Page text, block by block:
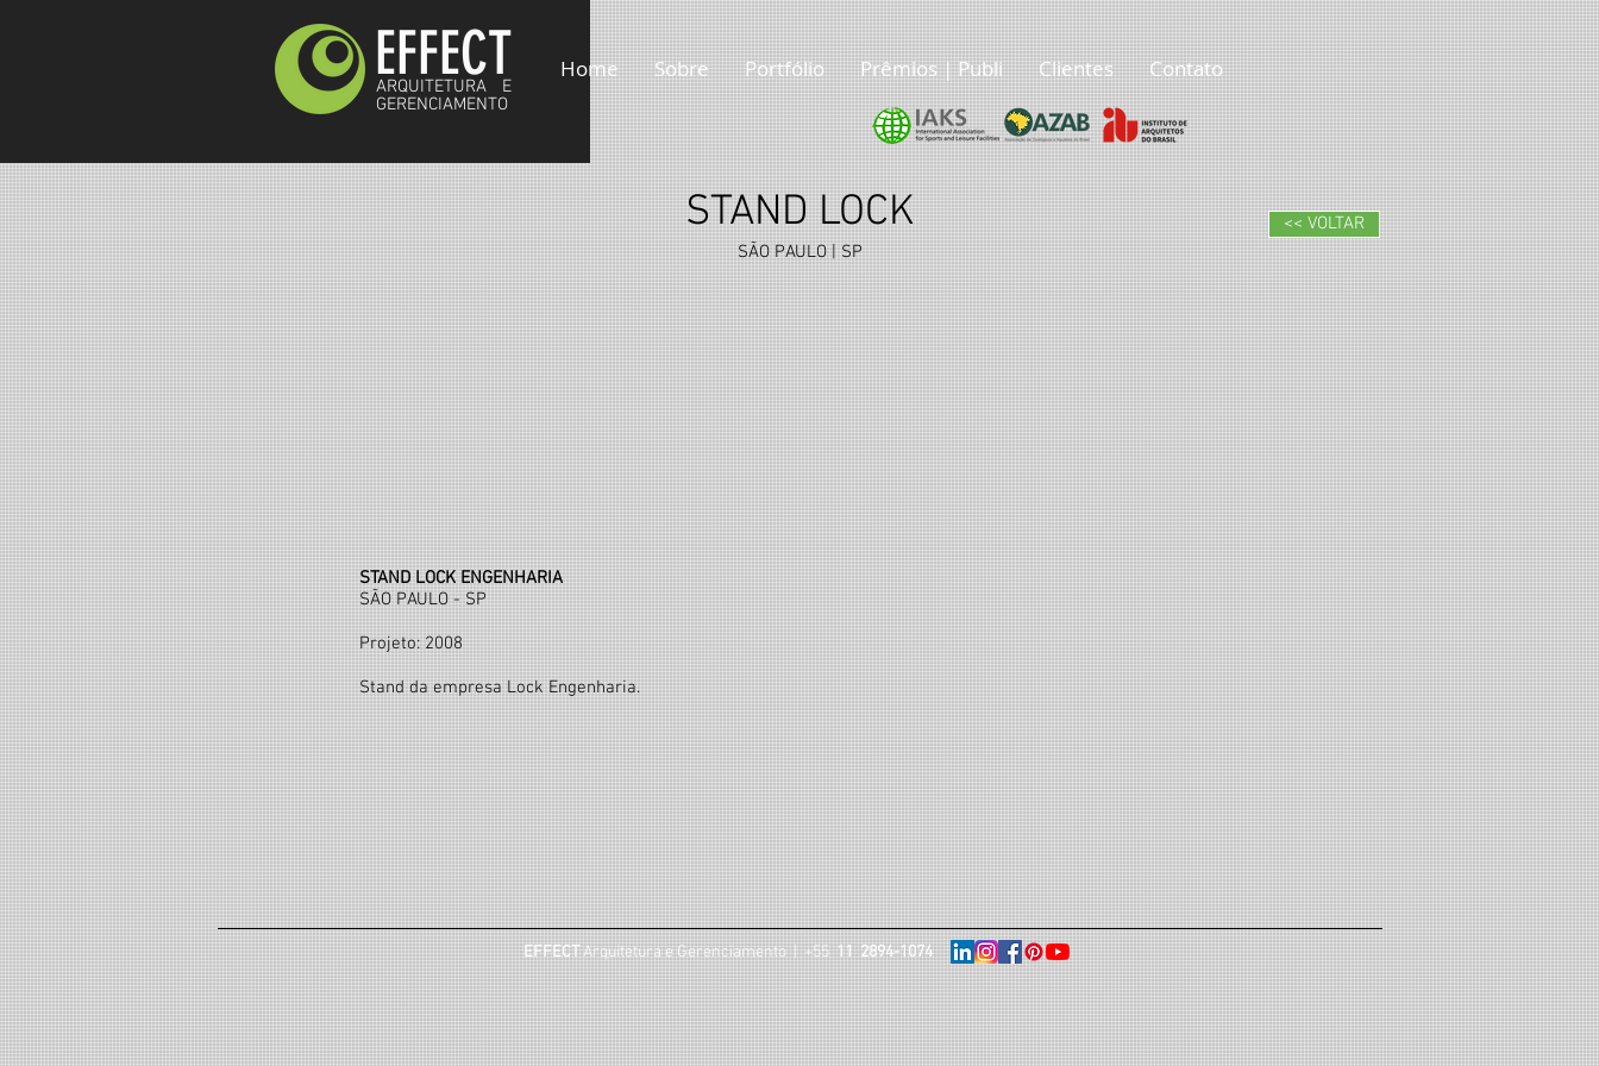
ARQUITETURA E
GERENCIAMENTO
EFFECT Home Sobre Portfólio Prêmios | Publi Clientes Contato
STAND LOCK
SÃO PAULO | SP
<< VOLTAR
STAND LOCK ENGENHARIA
SÃO PAULO - SP
Projeto: 2008
Stand da empresa Lock Engenharia.
EFFECTArquitetura e Gerenciamento | +55 11 2894-1074